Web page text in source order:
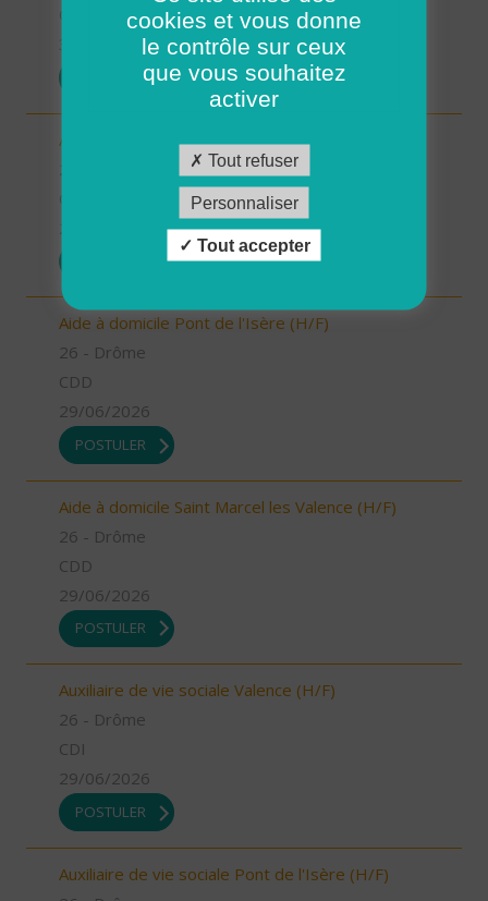
30/06/2026
POSTULER
Aide soignant(e) Tain l'Hermitage (H/F)
Aide à domicile Pont de l'Isère (H/F)
26 - Drôme
CDD
29/06/2026
POSTULER
Aide à domicile Saint Marcel les Valence (H/F)
26 - Drôme
CDD
29/06/2026
POSTULER
Auxiliaire de vie sociale Valence (H/F)
26 - Drôme
CDI
29/06/2026
POSTULER
Auxiliaire de vie sociale Pont de l'Isère (H/F)
cookies et vous donne
le contrôle sur ceux
que vous souhaitez
activer
Tout refuser
Personnaliser
Tout accepter